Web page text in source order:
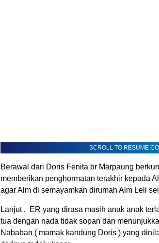
SCROLL TO RESUME
Berawal dari Doris Fenita br Marpaung
memberikan penghormatan terakhir kepada
agar Alm di semayamkan dirumah Alm Leli
Lanjut , ER yang dirasa masih anak anak
tua dengan nada tidak sopan dan
Nababan ( mamak kandung Doris ) yang